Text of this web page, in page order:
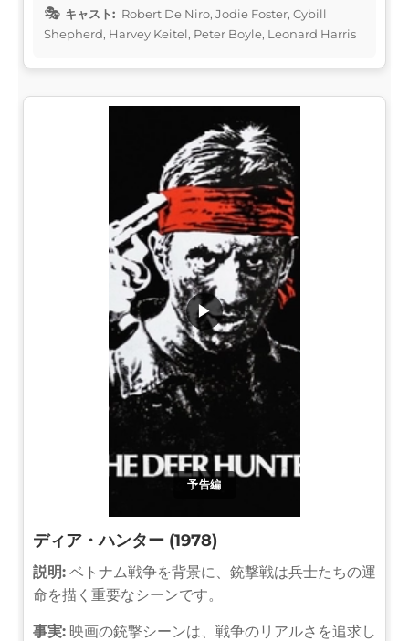
キャスト: Robert De Niro, Jodie Foster, Cybill
Shepherd, Harvey Keitel, Peter Boyle, Leonard Harris
予告編
▶
ディア・ハンター (1978)
説明: ベトナム戦争を背景に、銃撃戦は兵士たちの運
命を描く重要なシーンです。
事実: 映画の銃撃シーンは、戦争のリアルさを追求し